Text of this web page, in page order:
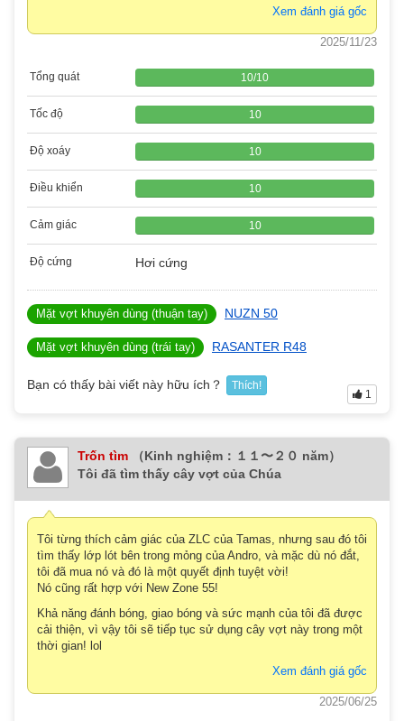
Xem đánh giá gốc
2025/11/23
Tổng quát 10/10
Tốc độ 10
Độ xoáy 10
Điều khiển 10
Cảm giác 10
Độ cứng Hơi cứng
Mặt vợt khuyên dùng (thuận tay) NUZN 50
Mặt vợt khuyên dùng (trái tay) RASANTER R48
Bạn có thấy bài viết này hữu ích？ Thích!
1
Trốn tìm
（Kinh nghiệm：１１〜２０ năm）
Tôi đã tìm thấy cây vợt của Chúa
Tôi từng thích cảm giác của ZLC của Tamas, nhưng sau đó tôi
tìm thấy lớp lót bên trong mỏng của Andro, và mặc dù nó đắt,
tôi đã mua nó và đó là một quyết định tuyệt vời!
Nó cũng rất hợp với New Zone 55!
Khả năng đánh bóng, giao bóng và sức mạnh của tôi đã được
cải thiện, vì vậy tôi sẽ tiếp tục sử dụng cây vợt này trong một
thời gian! lol
Xem đánh giá gốc
2025/06/25